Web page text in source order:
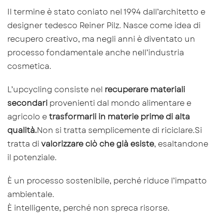
Il termine è stato coniato nel 1994 dall’architetto e
designer tedesco Reiner Pilz. Nasce come idea di
recupero creativo, ma negli anni è diventato un
processo fondamentale anche nell’industria
cosmetica.
L’upcycling consiste nel recuperare materiali
secondari provenienti dal mondo alimentare e
agricolo etrasformarli in materie prime di alta
qualità.Non si tratta semplicemente di riciclare.Si
tratta di valorizzare ciò che già esiste, esaltandone
il potenziale.
È un processo sostenibile, perché riduce l’impatto
ambientale.
È intelligente, perché non spreca risorse.